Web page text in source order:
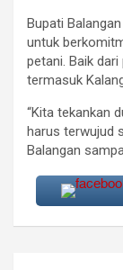
Bupati
untuk
petani. Baik
termasuk
“Kita tekankan
harus terwujud
Balangan